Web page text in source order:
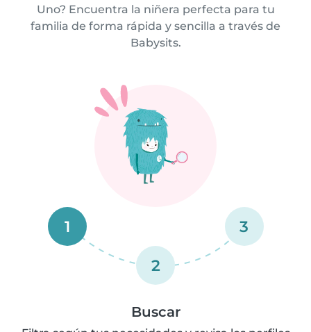
Uno? Encuentra la niñera perfecta para tu
familia de forma rápida y sencilla a través de
Babysits.
1
2
3
Buscar